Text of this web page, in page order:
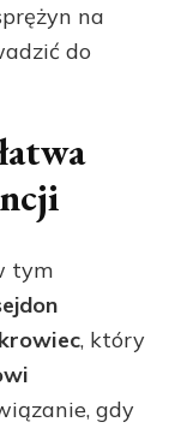
na
do
tym
, który
gdy